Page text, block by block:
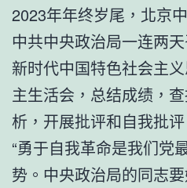
2023年年终岁尾，北京
中共中央政治局一连两
新时代中国特色社会主
主生活会，总结成绩，
析，开展批评和自我批评
“勇于自我革命是我们党
势。中央政治局的同志